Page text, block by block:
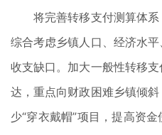
将完善转移支付测算体系
综合考虑乡镇人口、经济水
收支缺口。加大一般性转移
达，重点向财政困难乡镇倾
少“穿衣戴帽”项目，提高资